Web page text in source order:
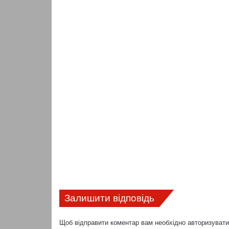
Залишити відповідь
Щоб відправити коментар вам необхідно